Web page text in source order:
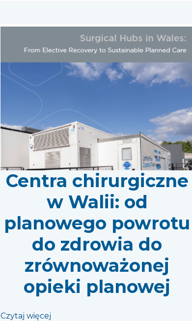
Centra chirurgiczne
w Walii: od
planowego powrotu
do zdrowia do
zrównoważonej
opieki planowej
Czytaj więcej